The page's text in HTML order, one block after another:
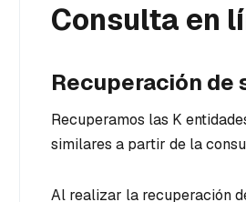
Consulta en
Recuperación
Recuperamos las K
similares a partir de la
Al realizar la recuperación